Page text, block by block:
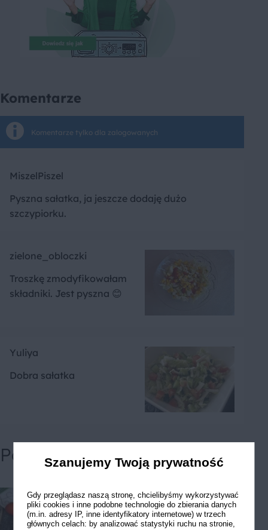
Komentarze
Komentarze tylko dla zalogowanych
MiszelPiszel
Pyszna sałatka, ja jeszcze dodaję dużo
szczypiorku.
zielone_obloczki
Troszkę zmodyfikowałam
składniki. Jest pyszna 😊
Yuliya
Dobra sałatka
Powiązane przepisy
Szanujemy Twoją prywatność
Gdy przeglądasz naszą stronę, chcielibyśmy wykorzystywać
pliki cookies i inne podobne technologie do zbierania danych
(m.in. adresy IP, inne identyfikatory internetowe) w trzech
głównych celach: by analizować statystyki ruchu na stronie,